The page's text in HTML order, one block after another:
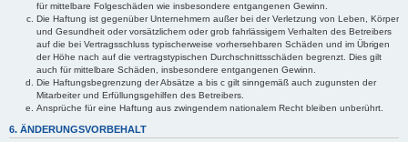
für mittelbare Folgeschäden wie insbesondere entgangenen Gewinn.
Die Haftung ist gegenüber Unternehmern außer bei der Verletzung von Leben, Körper
und Gesundheit oder vorsätzlichem oder grob fahrlässigem Verhalten des Betreibers
auf die bei Vertragsschluss typischerweise vorhersehbaren Schäden und im Übrigen
der Höhe nach auf die vertragstypischen Durchschnittsschäden begrenzt. Dies gilt
auch für mittelbare Schäden, insbesondere entgangenen Gewinn.
Die Haftungsbegrenzung der Absätze a bis c gilt sinngemäß auch zugunsten der
Mitarbeiter und Erfüllungsgehilfen des Betreibers.
Ansprüche für eine Haftung aus zwingendem nationalem Recht bleiben unberührt.
6. ÄNDERUNGSVORBEHALT